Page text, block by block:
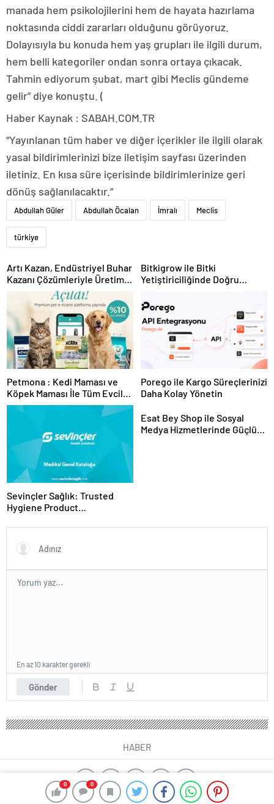
0 0
manada hem psikolojilerini hem de hayata hazırlama
noktasında ciddi zararları olduğunu görüyoruz.
Dolayısıyla bu konuda hem yaş grupları ile ilgili durum,
hem belli kategoriler ondan sonra ortaya çıkacak.
Tahmin ediyorum şubat, mart gibi Meclis gündeme
gelir” diye konuştu. (
Haber Kaynak : SABAH.COM.TR
“Yayınlanan tüm haber ve diğer içerikler ile ilgili olarak
yasal bildirimlerinizi bize iletişim sayfası üzerinden
iletiniz. En kısa süre içerisinde bildirimlerinize geri
dönüş sağlanılacaktır.”
Abdullah Güler Abdullah Öcalan İmralı Meclis
türkiye
Artı Kazan, Endüstriyel Buhar
Kazanı Çözümleriyle Üretim
Tesislerine Verimli Sistemler
Sunuyor
Bitkigrow ile Bitki
Yetiştiriciliğinde Doğru
Petmona : Kedi Maması ve
Köpek Maması İle Tüm Evcil
Hayvan Ürünleri
Porego ile Kargo Süreçlerinizi
Daha Kolay Yönetin
Sevinçler Sağlık: Trusted
Hygiene Product
Esat Bey Shop ile Sosyal
Medya Hizmetlerinde Güçlü
Gönder
En az 10 karakter gerekli
HABER